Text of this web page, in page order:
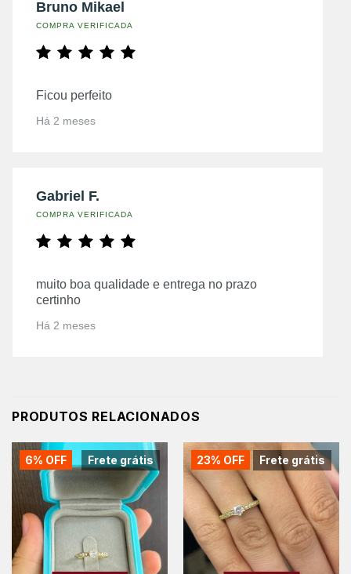
Bruno Mikael
COMPRA VERIFICADA
Ficou perfeito
Há 2 meses
Gabriel F.
COMPRA VERIFICADA
muito boa qualidade e entrega no prazo
certinho
Há 2 meses
PRODUTOS RELACIONADOS
Frete grátis
6% OFF Frete grátis
23% OFF